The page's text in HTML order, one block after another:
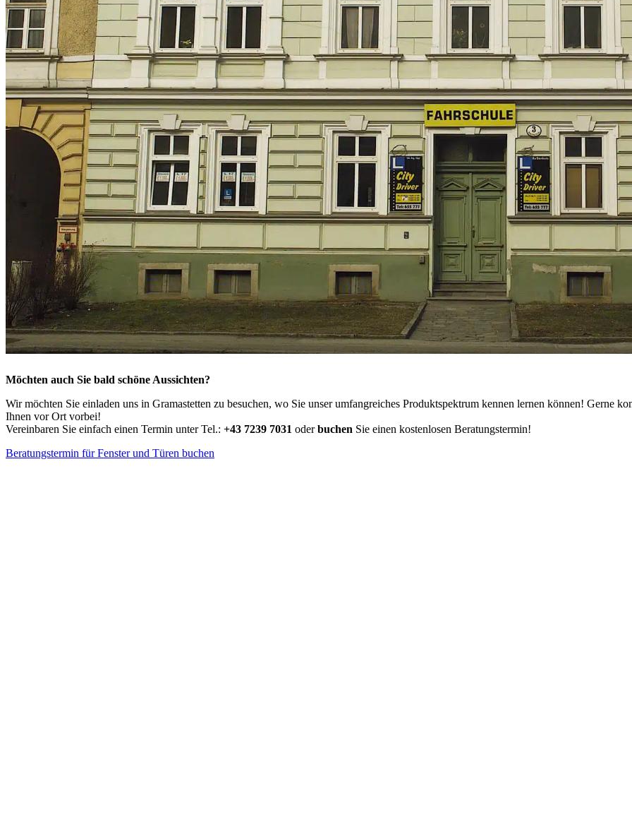
Möchten auch Sie bald schöne Aussichten?
Wir möchten Sie einladen uns in Gramastetten zu besuchen, wo Sie unser umfangreiches Produktspektrum kennen lernen können! Gerne
Ihnen vor Ort vorbei!
Vereinbaren Sie einfach einen Termin unter Tel.: +43 7239 7031 oderbuchen Sie einen kostenlosen Beratungstermin!
Beratungstermin für Fenster und Türen buchen